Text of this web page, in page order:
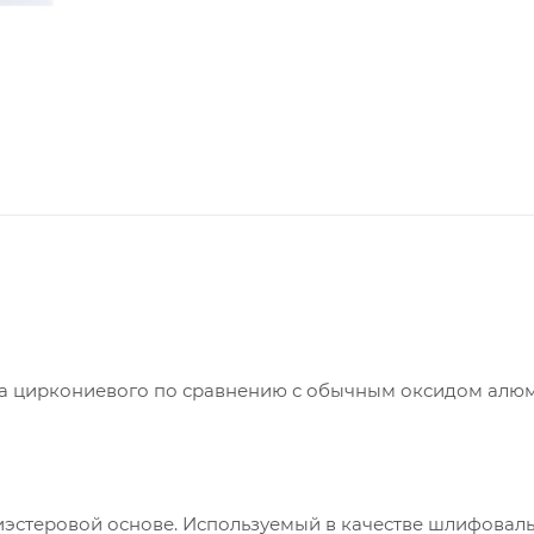
циркониевого по сравнению с обычным оксидом
основе. Используемый в качестве